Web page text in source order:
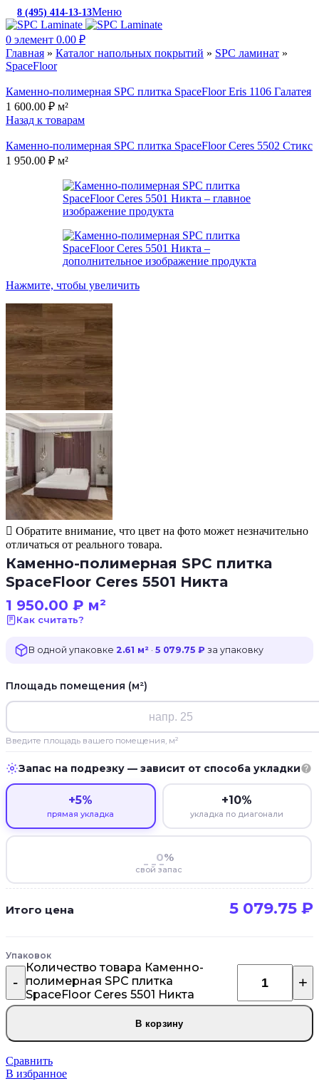
8 (495) 414-13-13Меню
0 элемент 0.00 ₽
Главная » Каталог напольных покрытий » SPC ламинат »
SpaceFloor
Каменно-полимерная SPC плитка SpaceFloor Eris 1106 Галатея
1 600.00 ₽ м²
Назад к товарам
Каменно-полимерная SPC плитка SpaceFloor Ceres 5502 Стикс
1 950.00 ₽ м²
Нажмите, чтобы увеличить
Обратите внимание, что цвет на фото может незначительно
отличаться от реального товара.
Каменно-полимерная SPC плитка
SpaceFloor Ceres 5501 Никта
1 950.00 ₽ м²
Как считать?
В одной упаковке 2.61 м² · 5 079.75 ₽ за упаковку
Площадь помещения (м²)
Введите площадь вашего помещения, м²
Запас на подрезку — зависит от способа укладки
+5%
прямая укладка
+10%
укладка по диагонали
%
свой запас
Итого цена 5 079.75 ₽
Упаковок
Количество товара Каменно-
полимерная SPC плитка
SpaceFloor Ceres 5501 Никта
В корзину
Сравнить
В избранное